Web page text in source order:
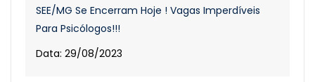
SEE/MG Se Encerram Hoje ! Vagas Imperdíveis
Para Psicólogos!!!
Data: 29/08/2023